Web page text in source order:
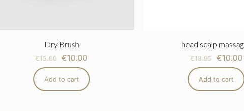
Dry Brush
€15.00 €10.00
Add to cart
head scalp
€18.95 €10.00
Add to cart